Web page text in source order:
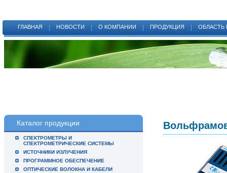
ГЛАВНАЯ НОВОСТИ О КОМПАНИИ ПРОДУКЦИЯ ОБЛАСТЬ
Каталог продукции
СПЕКТРОМЕТРЫ И
СПЕКТРОМЕТРИЧЕСКИЕ СИСТЕМЫ
ИСТОЧНИКИ ИЗЛУЧЕНИЯ
ПРОГРАММНОЕ ОБЕСПЕЧЕНИЕ
ОПТИЧЕСКИЕ ВОЛОКНА И КАБЕЛИ